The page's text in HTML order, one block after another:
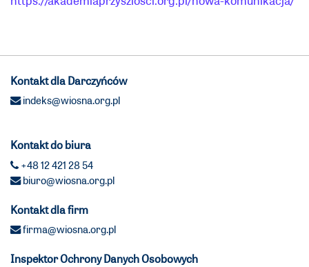
Kontakt dla Darczyńców
indeks@wiosna.org.pl
Kontakt do biura
+48 12 421 28 54
biuro@wiosna.org.pl
Kontakt dla firm
firma@wiosna.org.pl
Inspektor Ochrony Danych Osobowych